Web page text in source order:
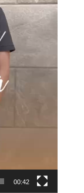
00:42